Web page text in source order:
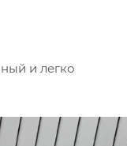
и легко